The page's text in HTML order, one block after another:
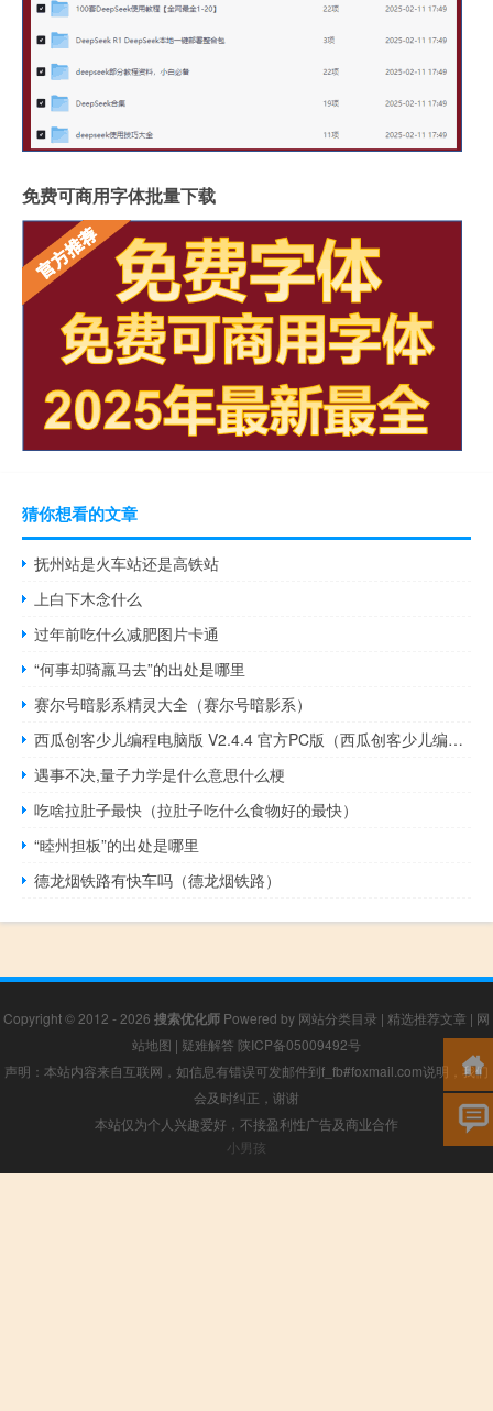
免费可商用字体批量下载
猜你想看的文章
抚州站是火车站还是高铁站
上白下木念什么
过年前吃什么减肥图片卡通
“何事却骑羸马去”的出处是哪里
赛尔号暗影系精灵大全（赛尔号暗影系）
西瓜创客少儿编程电脑版 V2.4.4 官方PC版（西瓜创客少儿编程电脑版 V2.4.4 官方PC版功能简介）
遇事不决,量子力学是什么意思什么梗
吃啥拉肚子最快（拉肚子吃什么食物好的最快）
“睦州担板”的出处是哪里
德龙烟铁路有快车吗（德龙烟铁路）
Copyright © 2012 - 2026 搜索优化师 Powered by 网站分类目录 | 精选推荐文章 | 网
站地图 | 疑难解答 陕ICP备05009492号
声明：本站内容来自互联网，如信息有错误可发邮件到f_fb#foxmail.com说明，我们
会及时纠正，谢谢
本站仅为个人兴趣爱好，不接盈利性广告及商业合作
小男孩